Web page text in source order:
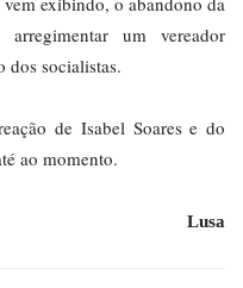
um vereador
dos socialistas.
de Isabel Soares e do
ao momento.
Lusa